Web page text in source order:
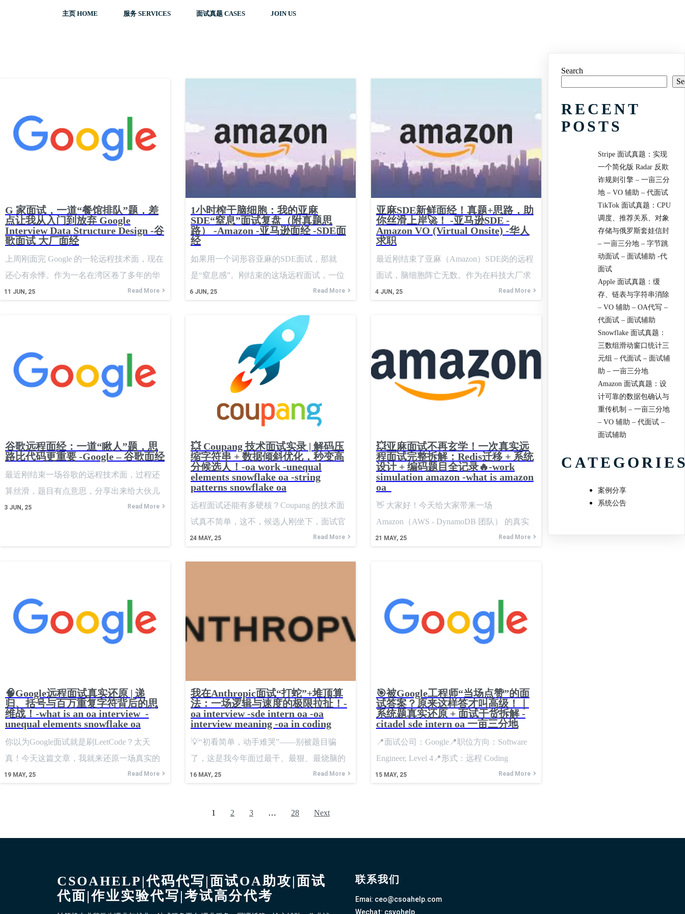
主页 HOME 服务 SERVICES 面试真题 CASES JOIN US
G 家面试，一道“餐馆排队”题，差
点让我从入门到放弃 Google
Interview Data Structure Design -谷
歌面试 大厂面经
11 JUN, 25
上周刚面完 Google 的一轮远程技术面，现在
还心有余悸。作为一名在湾区卷了多年的华
人码农，本以为对各种算法题型早已刀枪不
图论，而是一个我们生活中再熟悉不过的场
景。 面试题的原文如下： Implement a
restaurant waitlist data
Read More
1小时榨干脑细胞：我的亚麻
SDE“窒息”面试复盘（附真题思
路） -Amazon -亚马逊面经 -SDE面
经
6 JUN, 25
如果用一个词形容亚麻的SDE面试，那就
是“窒息感”。刚结束的这场远程面试，一位
语速飞快的印度小哥，从头到尾没给我半点
我一个大部头的系统设计题，感觉大脑的
CPU瞬间被拉满。 面试开始没几句寒暄，直
接就甩给我一个大部头的系统设计题。
“Design a scalable API Rate Limiter.” 面试官希
望我设计一个可扩展的API请求速率限制
器。这题算是老朋友了，但亚麻问得非常
深，完全不是背模板就能过的。我先稳住心
神，确认了几个关键的设计目标，比如要支
持按用户或IP进行限制，并且延迟要做到毫
秒级，还要保证高可用和高扩展性，轻松应
对上万QPS的流量。我的核心思路是围绕
Redis集群和令牌桶算法来构建。当请求进来
时，不是直接放行，而是先向“桶”里申请一
个“令牌”。我跟面试官解释了如何利用Redis
{api_id}:{user_id}，以及里面存储的字段，包
括当前剩余的令牌数和上次补充令牌的时
的风格还比较满意。
Read More
亚麻SDE新鲜面经！真题+思路，助
你丝滑上岸🚀！ -亚马逊SDE -
Amazon VO (Virtual Onsite) -华人
求职
4 JUN, 25
最近刚结束了亚麻（Amazon）SDE岗的远程
面试，脑细胞阵亡无数。作为在科技大厂求
职路上苦苦挣扎的同胞，深知一份热乎乎的
考，主打就是一个信息共享，少走弯路！这
次面的是New Grad岗位，整体感觉亚麻还是
挺看重候选人的思考深度和代码基本功的。
算轻松。他先问了： q1: realize a deeper level
for your
Read More
谷歌远程面经：一道“瞅人”题，思
路比代码更重要 -Google – 谷歌面经
3 JUN, 25
最近刚结束一场谷歌的远程技术面，过程还
算丝滑，题目有点意思，分享出来给大伙儿
攒攒经验值。疫情后 Google 面试全面转线
视角。 我对面试官说了我的大致思路：“我
打算从倒数第二个开始往前扫，一边记住当
前看到的最高身高，一边统计有多少人比这
我在共享编辑器中写了个最小可运行逻辑：
用一个变量 maxHeight 来记录当前最高的“阻
挡视线的人”，只要一个人比这个 maxHeight
Read More
💥 Coupang 技术面试实录 | 解码压
缩字符串 + 数据倾斜优化，秒变高
分候选人！-oa work -unequal
elements snowflake oa -string
patterns snowflake oa
24 MAY, 25
远程面试还能有多硬核？Coupang 的技术面
试真不简单，这不，候选人刚坐下，面试官
就直接甩来一道递归题 + 一段数据分布不均
Read More
💥亚麻面试不再玄学！一次真实远
程面试完整拆解：Redis迁移 + 系统
设计 + 编码题目全记录🔥-work
simulation amazon -what is amazon
oa
21 MAY, 25
👋 大家好！今天给大家带来一场
Amazon（AWS - DynamoDB 团队） 的真实
远程面试全过程复盘。如果你对 Amazon 的
Read More
🧠Google远程面试真实还原 | 递
归、括号与百万重复字符背后的思
维战！-what is an oa interview -
unequal elements snowflake oa
19 MAY, 25
你以为Google面试就是刷LeetCode？太天
真！今天这篇文章，我就来还原一场真实的
Google远程技术面试经历——从候选人如何
📍面试背景：远程技术面，45分钟高强度 面
岗位：Software Engineer New Grad语言：
Python面试官：一位资深工程师，态度温和
但追问精准题目数量：1道深度题 + 扩展追问
Read More
我在Anthropic面试“打蛇”+堆顶算
法：一场逻辑与速度的极限拉扯！-
oa interview -sde intern oa -oa
interview meaning -oa in coding
16 MAY, 25
💡“初看简单，动手难哭”——别被题目骗
了，这是我今年面过最干、最狠、最烧脑的
一次系统设计+数据结构挑战。 📍公司背景
实在。面试采用远程形式，45分钟内要完成
试形式 ✍️
Read More
🎯被Google工程师“当场点赞”的面
试答案？原来这样答才叫高级！｜
系统题真实还原 + 面试干货拆解 -
citadel sde intern oa 一亩三分地
15 MAY, 25
📍面试公司：Google📍职位方向：Software
Engineer, Level 4📍形式：远程 Coding
Interview📍语言：Python📍题型：算法 +
Read More
1 2 3 … 28 Next
Search
RECENT
POSTS
Stripe 面试真题：实现
一个简化版 Radar 反欺
诈规则引擎 – 一亩三分
地 – VO 辅助 – 代面试
TikTok 面试真题：CPU
调度、推荐关系、对象
存储与俄罗斯套娃信封
– 一亩三分地 – 字节跳
动面试 – 面试辅助 -代
面试
Apple 面试真题：缓
存、链表与字符串消除
– VO 辅助 – OA代写 –
代面试 – 面试辅助
Snowflake 面试真题：
三数组滑动窗口统计三
元组 – 代面试 – 面试辅
助 – 一亩三分地
Amazon 面试真题：设
计可靠的数据包确认与
重传机制 – 一亩三分地
– VO 辅助 – 代面试 –
面试辅助
案例分享
系统公告
CSOAHELP|代码代写|面试OA助攻|面试
代面|作业实验代写|考试高分代考
联系我们
Emai: ceo@csoahelp.com
Wechat: csvohelp